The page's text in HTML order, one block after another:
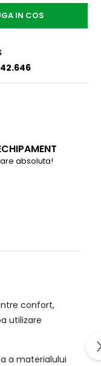
IN COS
absoluta!
confort,
utilizare
a materialului